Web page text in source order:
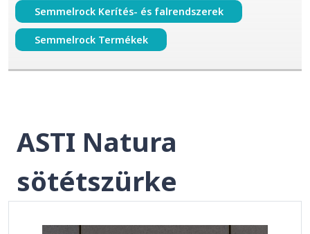
Semmelrock Kerítés- és falrendszerek
Semmelrock Termékek
ASTI Natura
sötétszürke